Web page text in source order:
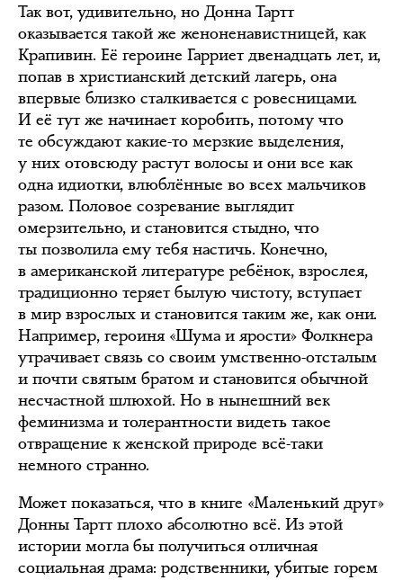
Так вот, удивительно, но Донна Тартт
оказывается такой же женоненавистницей, как
Крапивин. Её героине Гарриет двенадцать лет, и,
попав в христианский детский лагерь, она
впервые близко сталкивается с ровесницами.
И её тут же начинает коробить, потому что
те обсуждают какие-то мерзкие выделения,
у них отовсюду растут волосы и они все как
одна идиотки, влюблённые во всех мальчиков
разом. Половое созревание выглядит
омерзительно, и становится стыдно, что
ты позволила ему тебя настичь. Конечно,
в американской литературе ребёнок, взрослея,
традиционно теряет былую чистоту, вступает
в мир взрослых и становится таким же, как они.
Например, героиня «Шума и ярости» Фолкнера
утрачивает связь со своим умственно-отсталым
и почти святым братом и становится обычной
несчастной шлюхой. Но в нынешний век
феминизма и толерантности видеть такое
отвращение к женской природе всё-таки
немного странно.
Может показаться, что в книге «Маленький друг»
Донны Тартт плохо абсолютно всё. Из этой
истории могла бы получиться отличная
социальная драма: родственники, убитые горем